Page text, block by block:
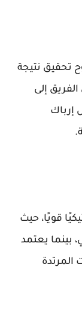
تحقيق نتيجة
إلى
إرباك
قويًا، حيث
بينما يعتمد
المرتدة